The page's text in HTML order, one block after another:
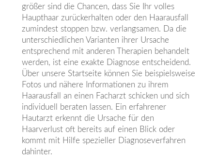
größer sind die Chancen, dass Sie Ihr volles
Haupthaar zurückerhalten oder den Haarausfall
zumindest stoppen bzw. verlangsamen. Da die
unterschiedlichen Varianten ihrer Ursache
entsprechend mit anderen Therapien behandelt
werden, ist eine exakte Diagnose entscheidend.
Über unsere Startseite können Sie beispielsweise
Fotos und nähere Informationen zu ihrem
Haarausfall an einen Facharzt schicken und sich
individuell beraten lassen. Ein erfahrener
Hautarzt erkennt die Ursache für den
Haarverlust oft bereits auf einen Blick oder
kommt mit Hilfe spezieller Diagnoseverfahren
dahinter.